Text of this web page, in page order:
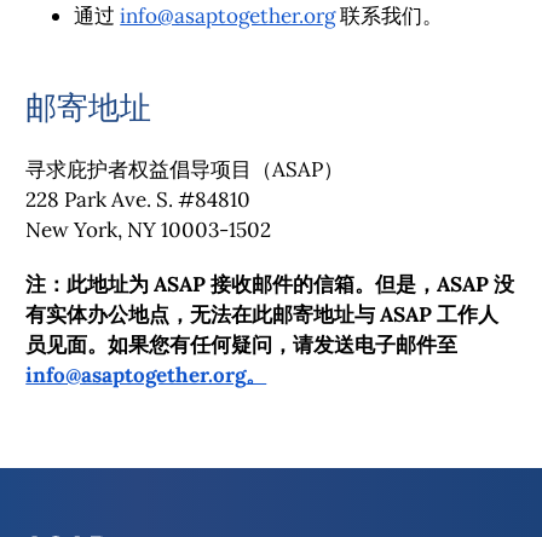
通过info@asaptogether.org联系我们。
邮寄地址
寻求庇护者权益倡导项目（ASAP）
228 Park Ave. S. #84810
New York, NY 10003-1502
注：此地址为 ASAP 接收邮件的信箱。但是，ASAP 没
有实体办公地点，无法在此邮寄地址与 ASAP 工作人
员见面。如果您有任何疑问，请发送电子邮件至
info@asaptogether.org。